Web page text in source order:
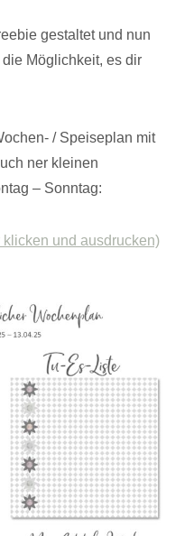
gestaltet und nun
Möglichkeit, es dir
/ Speiseplan mit
ner kleinen
– Sonntag:
und ausdrucken)